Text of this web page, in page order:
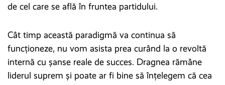
de cel care se află în fruntea partidului.
Cât timp această paradigmă va continua să
funcționeze, nu vom asista prea curând la o revoltă
internă cu șanse reale de succes. Dragnea rămâne
liderul suprem și poate ar fi bine să înțelegem că cea